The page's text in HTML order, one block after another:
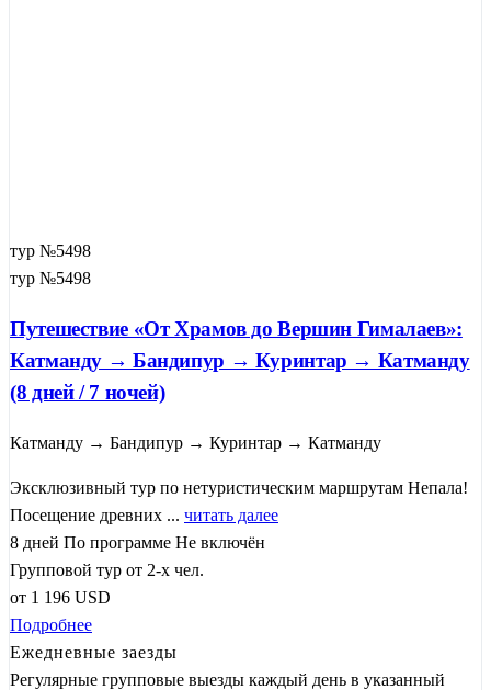
тур №5498
тур №5498
Путешествие «От Храмов до Вершин Гималаев»:
Катманду → Бандипур → Куринтар → Катманду
(8 дней / 7 ночей)
Катманду → Бандипур → Куринтар → Катманду
Эксклюзивный тур по нетуристическим маршрутам Непала!
Посещение древних ... читать далее
8 дней По программе Не включён
Групповой тур от 2-х чел.
от 1 196 USD
Подробнее
Ежедневные заезды
Регулярные групповые выезды каждый день в указанный